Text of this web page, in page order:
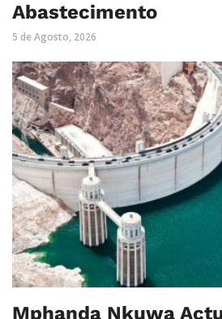
Abastecimento
5 de Agosto, 2026
Mphanda Nkuwa